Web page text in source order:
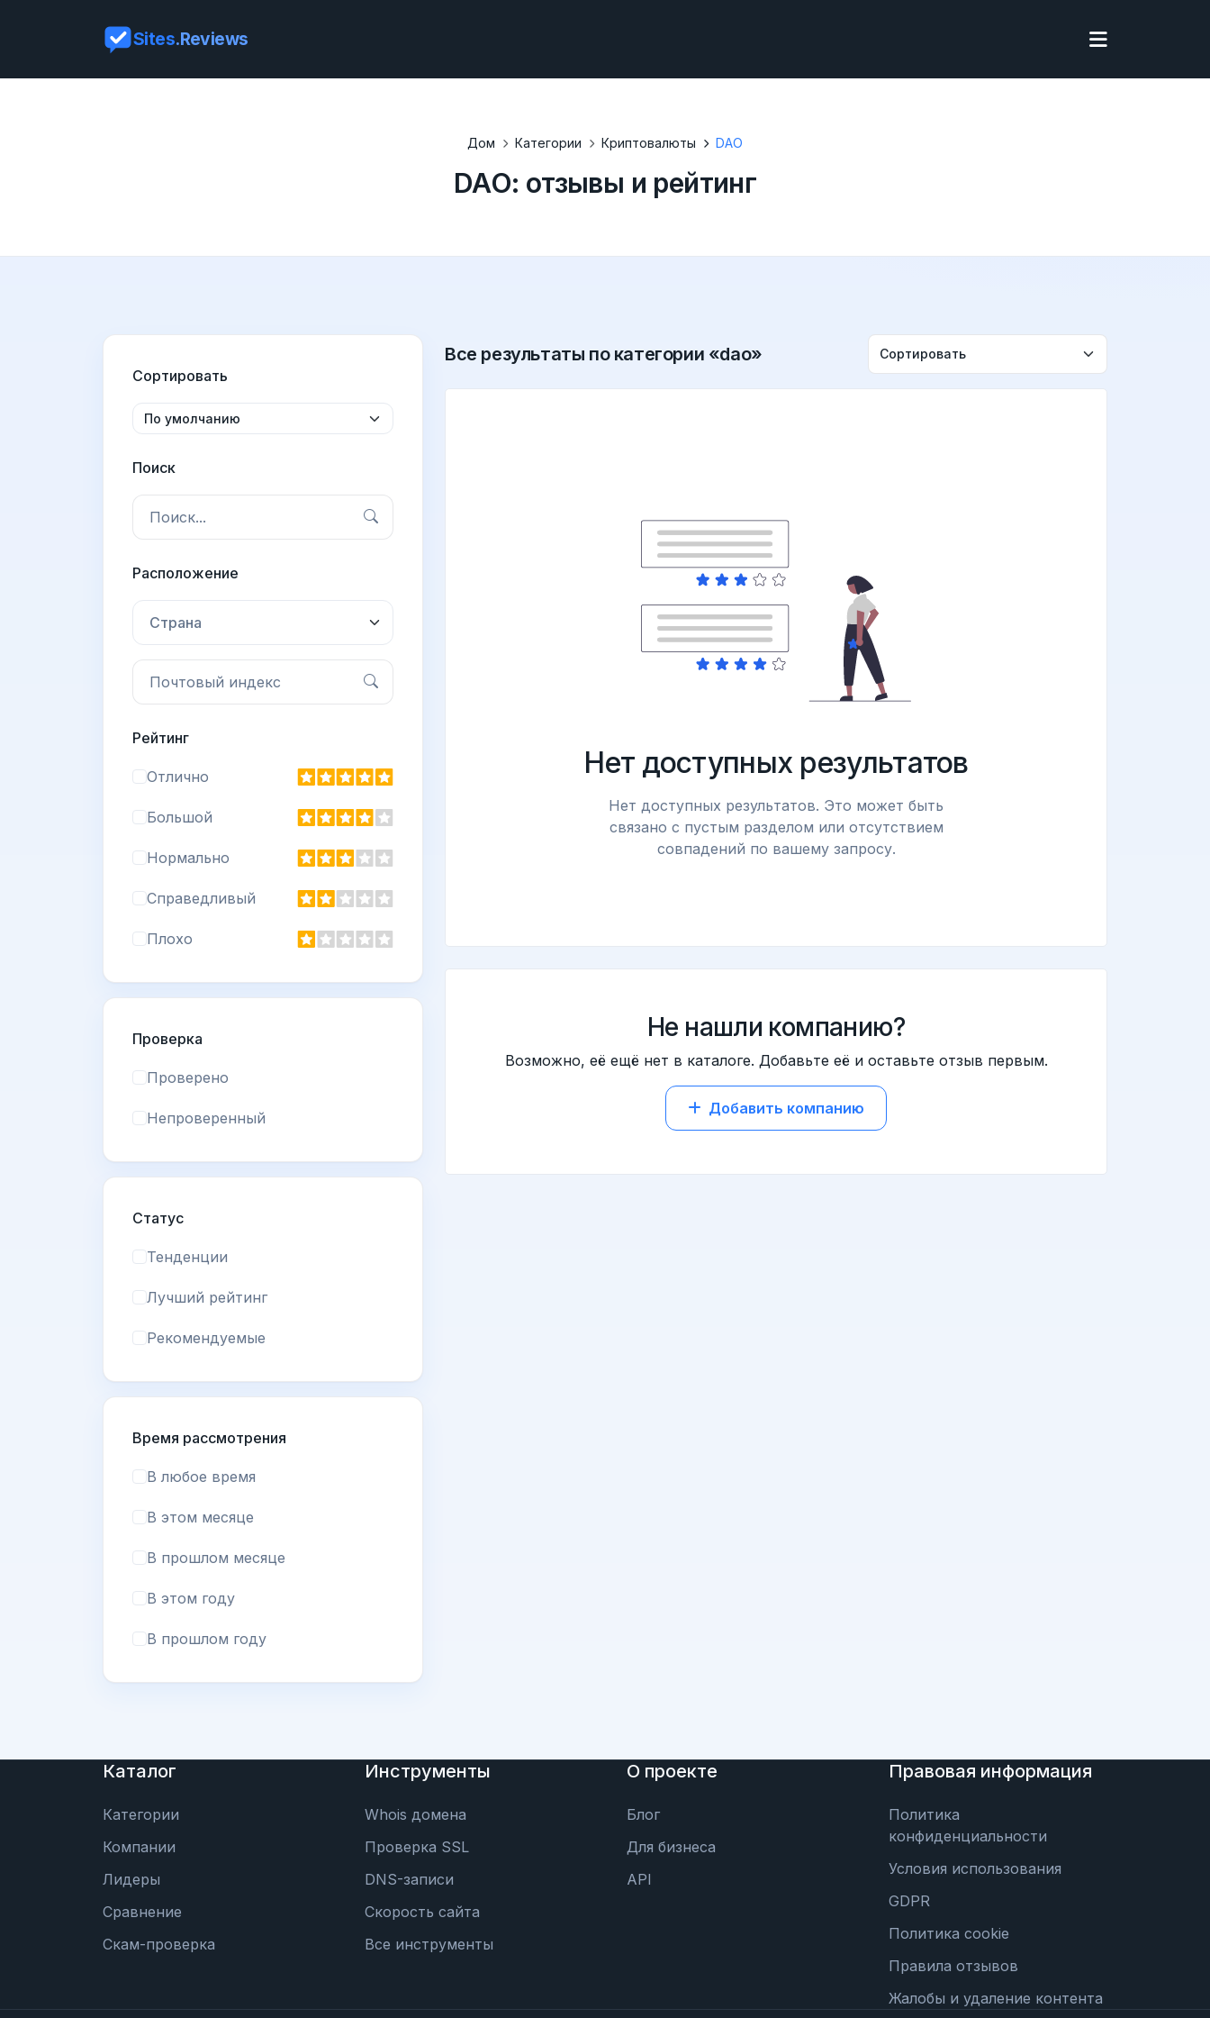
Sites.Reviews
Дом Категории Криптовалюты DAO
DAO: отзывы и рейтинг
Сортировать
Поиск
Расположение
Страна
Рейтинг
Отлично
Большой
Нормально
Справедливый
Плохо
Проверка
Проверено
Непроверенный
Статус
Тенденции
Лучший рейтинг
Рекомендуемые
Время рассмотрения
В любое время
В этом месяце
В прошлом месяце
В этом году
В прошлом году
Все результаты по категории «dao»
Нет доступных результатов
Нет доступных результатов. Это может быть
связано с пустым разделом или отсутствием
совпадений по вашему запросу.
Не нашли компанию?
Возможно, её ещё нет в каталоге. Добавьте её и оставьте отзыв первым.
Добавить компанию
Каталог
Категории
Компании
Лидеры
Сравнение
Скам-проверка
Инструменты
Whois домена
Проверка SSL
DNS-записи
Скорость сайта
Все инструменты
О проекте
Блог
Для бизнеса
API
Правовая информация
Политика
конфиденциальности
Условия использования
GDPR
Политика cookie
Правила отзывов
Жалобы и удаление контента